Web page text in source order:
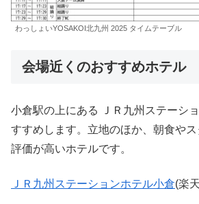
わっしょいYOSAKOI北九州 2025 タイムテーブル
会場近くのおすすめホテル
小倉駅の上にある ＪＲ九州ステーシ
すすめします。立地のほか、朝食や
評価が高いホテルです。
ＪＲ九州ステーションホテル小倉(楽